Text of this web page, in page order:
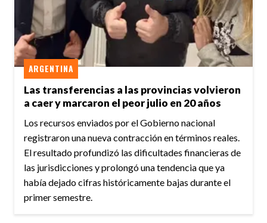
Las transferencias a las provincias volvieron
a caer y marcaron el peor julio en 20 años
ARGENTINA
Los recursos enviados por el Gobierno nacional
registraron una nueva contracción en términos reales.
El resultado profundizó las dificultades financieras de
las jurisdicciones y prolongó una tendencia que ya
había dejado cifras históricamente bajas durante el
primer semestre.